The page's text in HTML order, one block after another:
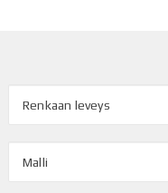
Renkaan leveys
Malli